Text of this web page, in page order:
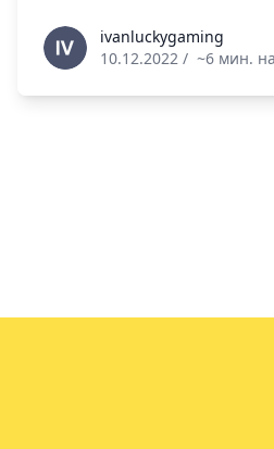
ivanluckygaming
ivanluckygaming
10.12.2022 / ~6 мин.